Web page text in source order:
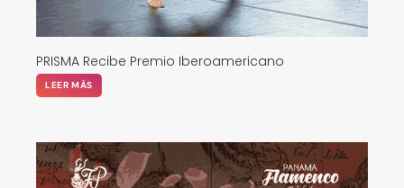
PRISMA Recibe Premio Iberoamericano
LEER MÁS